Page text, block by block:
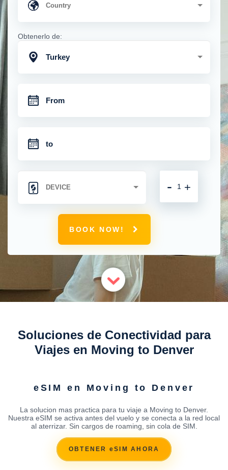
Obtenerlo de:
Turkey
+
-
BOOK NOW!
Soluciones de Conectividad para
Viajes en Moving to Denver
eSIM en Moving to Denver
La solucion mas practica para tu viaje a Moving to Denver.
Nuestra eSIM se activa antes del vuelo y se conecta a la red local
al aterrizar. Sin cargos de roaming, sin cola de SIM.
OBTENER eSIM AHORA